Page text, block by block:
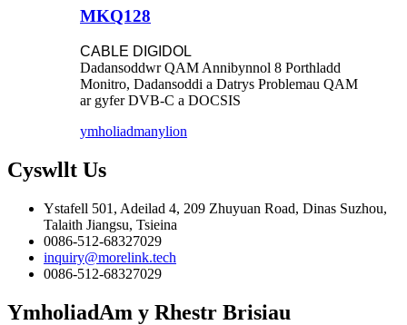
MKQ128
CABLE DIGIDOL
Dadansoddwr QAM Annibynnol 8 Porthladd
Monitro, Dadansoddi a Datrys Problemau QAM
ar gyfer DVB-C a DOCSIS
ymholiadmanylion
Cyswllt Us
Ystafell 501, Adeilad 4, 209 Zhuyuan Road, Dinas Suzhou,
Talaith Jiangsu, Tsieina
0086-512-68327029
inquiry@morelink.tech
0086-512-68327029
YmholiadAm y Rhestr Brisiau